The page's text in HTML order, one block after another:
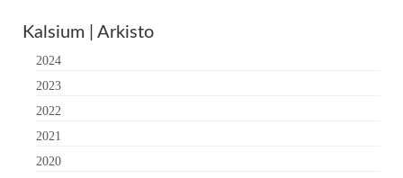
Kalsium | Arkisto
2024
2023
2022
2021
2020